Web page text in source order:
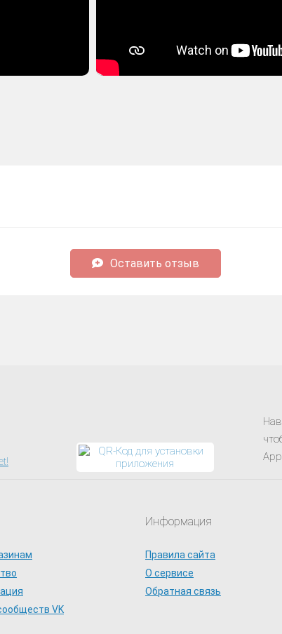
Оставить отзыв
VK
Информация
Правила сайта
О сервисе
Обратная связь